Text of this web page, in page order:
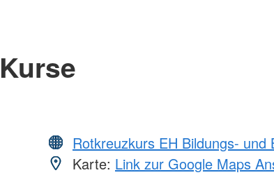
Kurse
Rotkreuzkurs EH Bildungs- und
Karte: Link zur Google Maps